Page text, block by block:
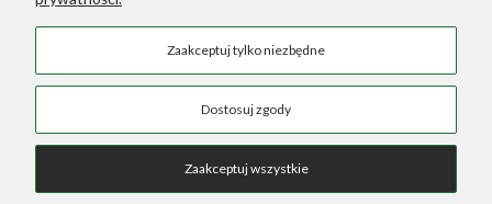
Sztuczne Rośliny::Sztuczne Palmy
COPYRIGHT © 2026 SKLEP GREEN DESIGNERS
Zaakceptuj tylko niezbędne
Dostosuj zgody
Zaakceptuj wszystkie